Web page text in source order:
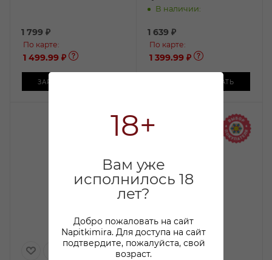
18+
Вам уже
исполнилось 18
лет?
Добро пожаловать на сайт
Napitkimira. Для доступа на сайт
подтвердите, пожалуйста, свой
возраст.
1 799 ₽
По карте:
1 499.99 ₽
ЗАРЕЗЕРВИРОВАТЬ
В наличии:
1 639 ₽
По карте:
1 399.99 ₽
ЗАРЕЗЕРВИРОВАТЬ